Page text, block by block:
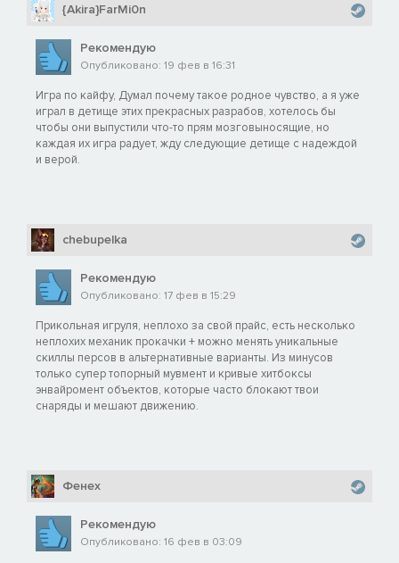
{Akira}FarMi0n
Рекомендую
Опубликовано: 19 фев в 16:31
Игра по кайфу, Думал почему такое родное чувство, а я уже
играл в детище этих прекрасных разрабов, хотелось бы
чтобы они выпустили что-то прям мозговыносящие, но
каждая их игра радует, жду следующие детище с надеждой
и верой.
chebupelka
Рекомендую
Опубликовано: 17 фев в 15:29
Прикольная игруля, неплохо за свой прайс, есть несколько
неплохих механик прокачки + можно менять уникальные
скиллы персов в альтернативные варианты. Из минусов
только супер топорный мувмент и кривые хитбоксы
энвайромент объектов, которые часто блокают твои
снаряды и мешают движению.
Фенех
Рекомендую
Опубликовано: 16 фев в 03:09